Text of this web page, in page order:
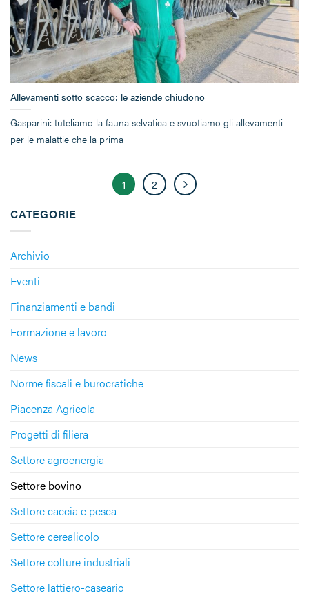
CATEGORIE
Archivio
Eventi
Finanziamenti e bandi
Formazione e lavoro
News
Norme fiscali e burocratiche
Piacenza Agricola
Progetti di filiera
Settore agroenergia
Settore bovino
Settore caccia e pesca
Settore cerealicolo
Settore colture industriali
Settore lattiero-caseario
Allevamenti sotto scacco: le aziende chiudono
Gasparini: tuteliamo la fauna selvatica e svuotiamo gli allevamenti
per le malattie che la prima
1 2